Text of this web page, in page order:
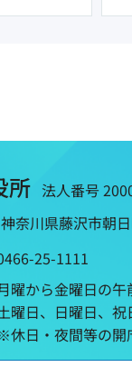
所 法人番号
奈川県藤沢市朝
25-1111
曜から金曜日の
曜日、日曜日、祝
休日・夜間等の開